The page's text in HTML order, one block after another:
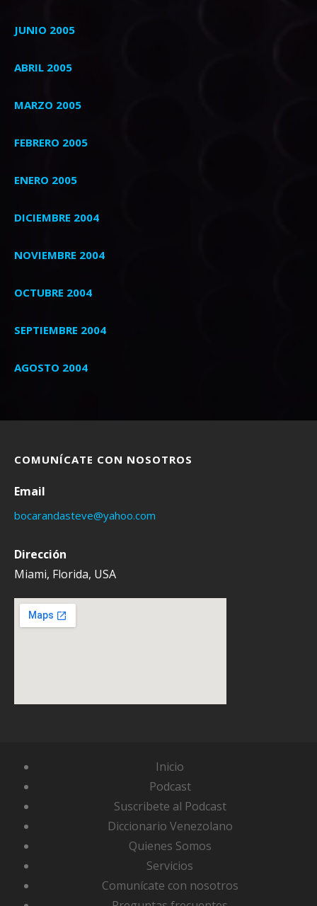
JUNIO 2005
ABRIL 2005
MARZO 2005
FEBRERO 2005
ENERO 2005
DICIEMBRE 2004
NOVIEMBRE 2004
OCTUBRE 2004
SEPTIEMBRE 2004
AGOSTO 2004
COMUNÍCATE CON NOSOTROS
Email
bocarandasteve@yahoo.com
Dirección
Miami, Florida, USA
Inicio
Podcast
Suscribete al Podcast
Diccionario Venezolano
Quienes Somos
Servicios
Comunícate con nosotros